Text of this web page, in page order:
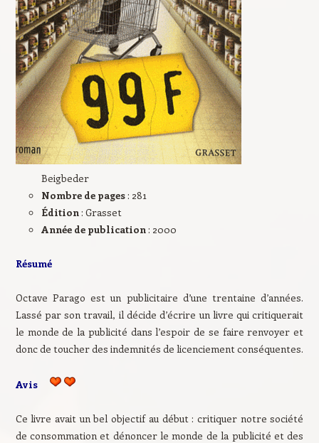
Beigbeder
Nombre de pages: 281
Édition: Grasset
Année de publication: 2000
Résumé
Octave Parago est un publicitaire d’une trentaine d’années.
Lassé par son travail, il décide d’écrire un livre qui critiquerait
le monde de la publicité dans l’espoir de se faire renvoyer et
donc de toucher des indemnités de licenciement conséquentes.
Avis
Ce livre avait un bel objectif au début : critiquer notre société
de consommation et dénoncer le monde de la publicité et des